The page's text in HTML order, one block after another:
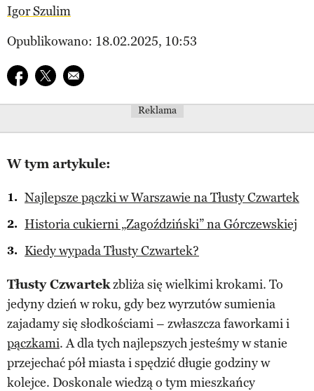
Igor Szulim
Opublikowano: 18.02.2025, 10:53
Udostępnij na facebook
Udostępnij na twitter
E-mail do przyjaciela
Reklama
W tym artykule:
Najlepsze pączki w Warszawie na Tłusty Czwartek
Historia cukierni „Zagoździński” na Górczewskiej
Kiedy wypada Tłusty Czwartek?
Tłusty Czwartekzbliża się wielkimi krokami. To
jedyny dzień w roku, gdy bez wyrzutów sumienia
zajadamy się słodkościami – zwłaszcza faworkami i
pączkami. A dla tych najlepszych jesteśmy w stanie
przejechać pół miasta i spędzić długie godziny w
kolejce. Doskonale wiedzą o tym mieszkańcy